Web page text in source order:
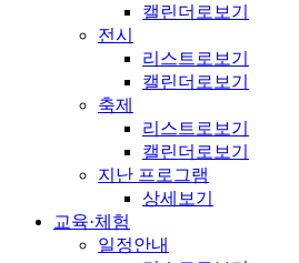
캘린더로보기
전시
리스트로보기
캘린더로보기
축제
리스트로보기
캘린더로보기
지난 프로그램
상세보기
교육·체험
일정안내